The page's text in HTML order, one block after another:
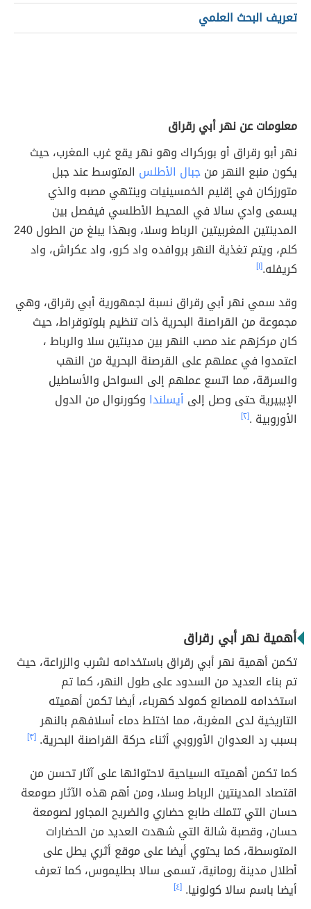
تعريف البحث العلمي
معلومات عن نهر أبي رقراق
نهر أبو رقراق أو بوركراك وهو نهر يقع غرب المغرب، حيث
يكون منبع النهر منجبال الأطلس المتوسط عند جبل
متورزكان في إقليم الخمسينيات وينتهي مصبه والذي
يسمى وادي سالا في المحيط الأطلسي فيفصل بين
المدينتين المغربيتين الرباط وسلا، وبهذا يبلغ من الطول 240
كلم، ويتم تغذية النهر بروافده واد كرو، واد عكراش، واد
كريفله.[١]
وقد سمي نهر أبي رقراق نسبة لجمهورية أبي رقراق، وهي
مجموعة من القراصنة البحرية ذات تنظيم بلوتوقراط، حيث
كان مركزهم عند مصب النهر بين مدينتين سلا والرباط ،
اعتمدوا في عملهم على القرصنة البحرية من النهب
والسرقة، مما اتسع عملهم إلى السواحل والأساطيل
الإيبيرية حتى وصل إلى أيسلندا وكورنوال من الدول
الأوروبية .[٢]
أهمية نهر أبي رقراق
تكمن أهمية نهر أبي رقراق باستخدامه لشرب والزراعة، حيث
تم بناء العديد من السدود على طول النهر، كما تم
استخدامه للمصانع كمولد كهرباء، أيضا تكمن أهميته
التاريخية لدى المغربة، مما اختلط دماء أسلافهم بالنهر
بسبب رد العدوان الأوروبي أثناء حركة القراصنة البحرية. [٣]
كما تكمن أهميته السياحية لاحتوائها على آثار تحسن من
اقتصاد المدينتين الرباط وسلا، ومن أهم هذه الآثار صومعة
حسان التي تتملك طابع حضاري والضريح المجاور لصومعة
حسان، وقصبة شالة التي شهدت العديد من الحضارات
المتوسطة، كما يحتوي أيضا على موقع أثري يطل على
أطلال مدينة رومانية، تسمى سالا بطليموس، كما تعرف
أيضا باسم سالا كولونيا. [٤]